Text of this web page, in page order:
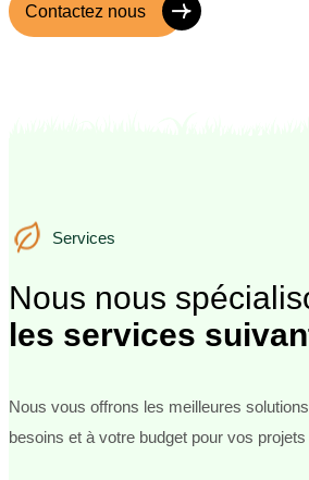
Contactez nous
Services
Services
Nous nous
les services
Nous vous offrons les meilleures
besoins et à votre budget pour vos projets